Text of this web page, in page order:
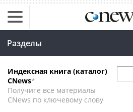
Разделы
Индексная книга (каталог)
CNews*
Получите все материалы
CNews по ключевому слову